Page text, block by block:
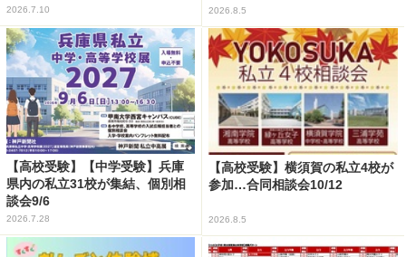
2026.7.10 2026.8.5
【高校受験】【中学受験】兵庫
県内の私立31校が集結、個別相
談会9/6
2026.7.28
【高校受験】横須賀の私立4校が
参加…合同相談会10/12
2026.8.5